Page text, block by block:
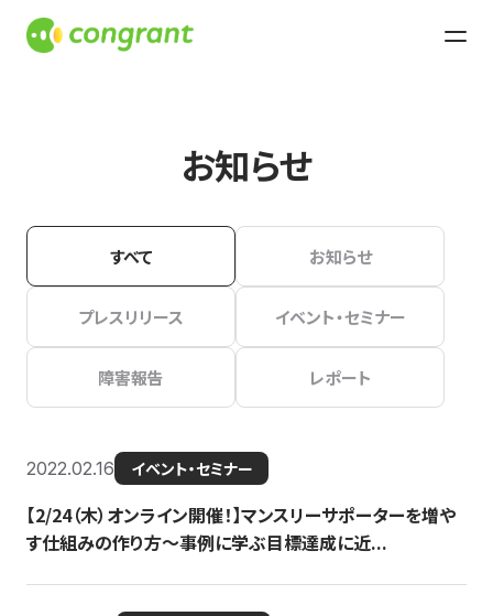
お知らせ
すべて お知らせ
プレスリリース イベント・セミナー
障害報告 レポート
2022.02.16 イベント・セミナー
【2/24（木）オンライン開催！】マンスリーサポーターを増や
す仕組みの作り方〜事例に学ぶ目標達成に近...